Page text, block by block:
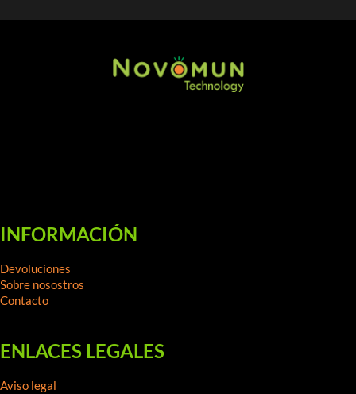
INFORMACIÓN
Devoluciones
Sobre nosostros
Contacto
ENLACES LEGALES
Aviso legal